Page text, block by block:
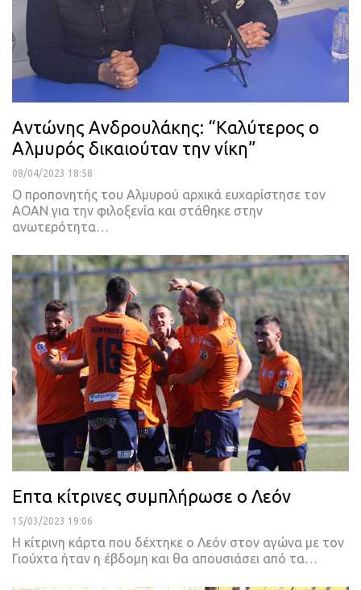
Αντώνης Ανδρουλάκης: “Καλύτερος ο
Αλμυρός δικαιούταν την νίκη”
08/04/2023 18:58
Ο προπονητής του Αλμυρού αρχικά ευχαρίστησε τον
ΑΟΑΝ για την φιλοξενία και στάθηκε στην
ανωτερότητα…
Επτα κίτρινες συμπλήρωσε ο Λεόν
15/03/2023 19:06
Η κίτρινη κάρτα που δέχτηκε ο Λεόν στον αγώνα με τον
Γιούχτα ήταν η έβδομη και θα απουσιάσει από τα…